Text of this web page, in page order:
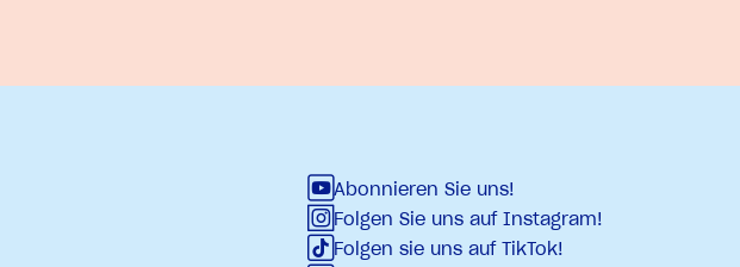
Abonnieren Sie uns!
Folgen Sie uns auf Instagram!
Folgen sie uns auf TikTok!